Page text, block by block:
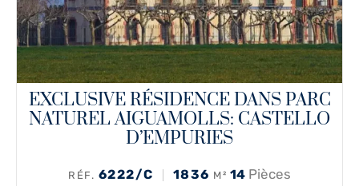
EXCLUSIVE RÉSIDENCE DANS PARC
NATUREL AIGUAMOLLS: CASTELLO
D’EMPURIES
RÉF. 6222/C 1836 M² 14 Pièces